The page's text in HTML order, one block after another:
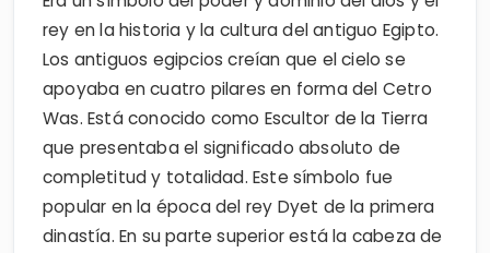
rey en la historia y la cultura del antiguo Egipto.
Los antiguos egipcios creían que el cielo se
apoyaba en cuatro pilares en forma del Cetro
Was. Está conocido como Escultor de la Tierra
que presentaba el significado absoluto de
completitud y totalidad. Este símbolo fue
popular en la época del rey Dyet de la primera
dinastía. En su parte superior está la cabeza de